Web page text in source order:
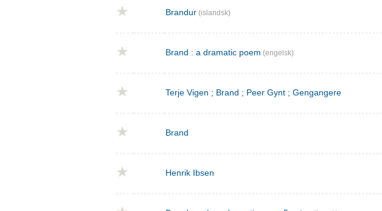
Brandur (islandsk)
Brand : a dramatic poem (engelsk)
Terje Vigen ; Brand ; Peer Gynt ; Gengangere
Brand
Henrik Ibsen